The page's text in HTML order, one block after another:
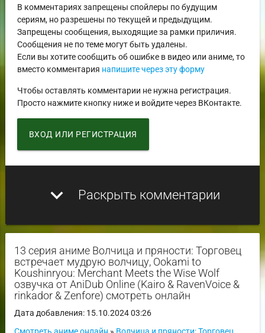
В комментариях запрещены спойлеры по будущим
сериям, но разрешены по текущей и предыдущим.
Запрещены сообщения, выходящие за рамки приличия.
Сообщения не по теме могут быть удалены.
Если вы хотите сообщить об ошибке в видео или аниме, то
вместо комментария напишите через эту форму
Чтобы оставлять комментарии не нужна регистрация.
Просто нажмите кнопку ниже и войдите через ВКонтакте.
ВХОД ИЛИ РЕГИСТРАЦИЯ
expand_more Раскрыть комментарии
13 серия аниме Волчица и пряности: Торговец
встречает мудрую волчицу, Ookami to
Koushinryou: Merchant Meets the Wise Wolf
озвучка от AniDub Online (Kairo & RavenVoice &
rinkador & Zenfore) смотреть онлайн
Дата добавления: 15.10.2024 03:26
Смотреть аниме онлайн » Волчица и пряности: Торговец